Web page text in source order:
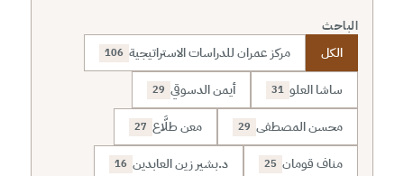
الباحث
الكل مركز عمران للدراسات الاستراتيجية 106
ساشا العلو 31 أيمن الدسوقي 29
محسن المصطفى 29 معن طلَّاع 27
مناف قومان 25 د.بشير زين العابدين 16